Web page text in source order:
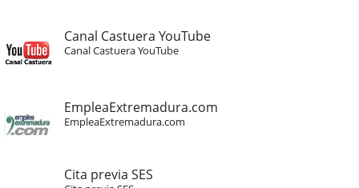
Canal Castuera YouTube
Canal Castuera YouTube
EmpleaExtremadura.com
EmpleaExtremadura.com
Cita previa SES